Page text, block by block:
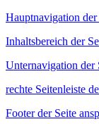
Hauptnavigation der
Inhaltsbereich der
Unternavigation der
rechte Seitenleiste
Footer der Seite